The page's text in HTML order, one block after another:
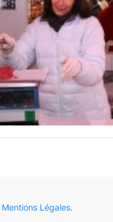
Mentions Légales.